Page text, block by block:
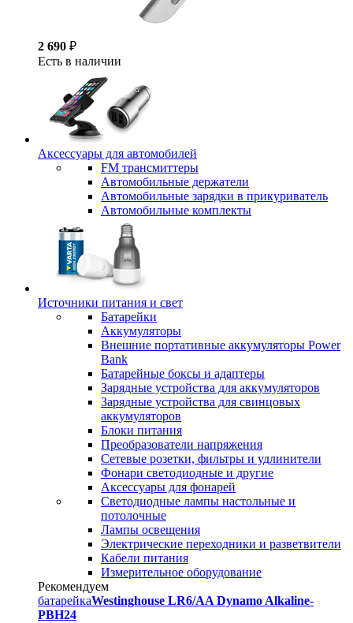
2 690 ₽
Есть в наличии
Аксессуары для автомобилей
FM трансмиттеры
Автомобильные держатели
Автомобильные зарядки в прикуриватель
Автомобильные комплекты
Источники питания и свет
Батарейки
Аккумуляторы
Внешние портативные аккумуляторы Power
Bank
Батарейные боксы и адаптеры
Зарядные устройства для аккумуляторов
Зарядные устройства для свинцовых
аккумуляторов
Блоки питания
Преобразователи напряжения
Сетевые розетки, фильтры и удлинители
Фонари светодиодные и другие
Аксессуары для фонарей
Светодиодные лампы настольные и
потолочные
Лампы освещения
Электрические переходники и разветвители
Кабели питания
Измерительное оборудование
Рекомендуем
батарейкаWestinghouse LR6/AA Dynamo Alkaline-
PBH24